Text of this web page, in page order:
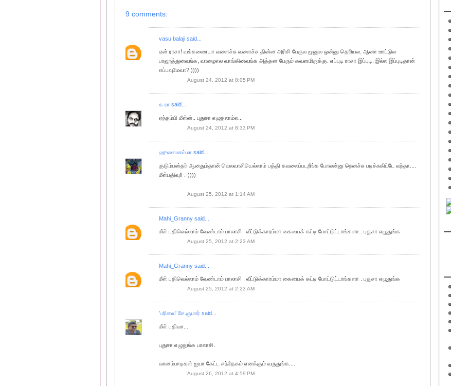
9 comments:
vasu balaji said...
ஏன் ராசா! வக்கணையா வளைச்சு வளைச்சு தின்ன அரிசி பேருல மூனுல ஒன்னு தெரியல. ஆனா ஊட்டுல
பாலூத்துனவங்க, வாழைஎல வாங்கினவங்க அத்தன பேரும் கவனமிருக்கு. எப்புடி ராசா இப்புடி. இல்ல இப்புடிதான்
எப்பவுமேவா?:))))
August 24, 2012 at 8:05 PM
க ரா said...
ஏந்தம்பி மீள்ஸ்.. புதுசா எழுதலாம்ல...
August 24, 2012 at 8:33 PM
ஹுஸைனம்மா said...
குடும்பஸ்தர் ஆனதும்தான் வெலவாசியெல்லாம் பத்தி கவலைப்படறீங்க போலன்னு நெனச்சு படிச்சுகிட்டே வந்தா....
மீள்பதிவு!! :-))))
August 25, 2012 at 1:14 AM
Mahi_Granny said...
மீள் பதிவெல்லாம் வேண்டாம் பாலாசி . வீட்டுக்காரம்மா கையைக் கட்டி போட்டுட்டாங்களா . புதுசா எழுதுங்க
August 25, 2012 at 2:23 AM
Mahi_Granny said...
மீள் பதிவெல்லாம் வேண்டாம் பாலாசி . வீட்டுக்காரம்மா கையைக் கட்டி போட்டுட்டாங்களா . புதுசா எழுதுங்க
August 25, 2012 at 2:23 AM
'பரிவை' சே.குமார் said...
மீள் பதிவா...
புதுசா எழுதுங்க பாலாசி.
வானம்பாடிகள் ஐயா கேட்ட சந்தேகம் எனக்கும் வருதுங்க....
August 26, 2012 at 4:59 PM